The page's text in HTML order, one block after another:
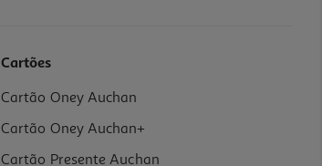
Cartões
Cartão Oney Auchan
Cartão Oney Auchan+
Cartão Presente Auchan